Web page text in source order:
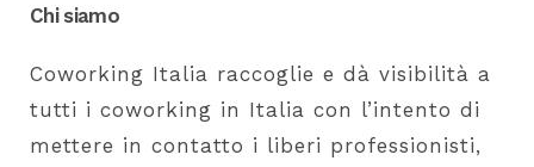
Chi siamo
Coworking Italia raccoglie e dà visibilità a
tutti i coworking in Italia con l’intento di
mettere in contatto i liberi professionisti,